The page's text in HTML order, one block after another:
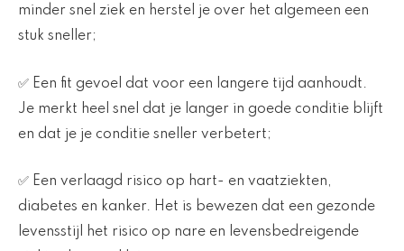
minder snel ziek en herstel je over het algemeen een
stuk sneller;
✅ Een fit gevoel dat voor een langere tijd aanhoudt.
Je merkt heel snel dat je langer in goede conditie blijft
en dat je je conditie sneller verbetert;
✅ Een verlaagd risico op hart- en vaatziekten,
diabetes en kanker. Het is bewezen dat een gezonde
levensstijl het risico op nare en levensbedreigende